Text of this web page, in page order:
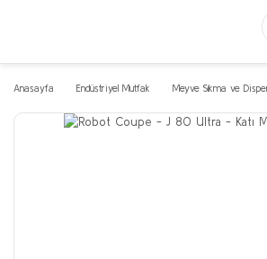
Anasayfa Endüstriyel Mutfak Meyve Sıkma ve